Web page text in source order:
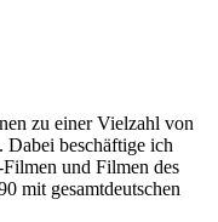
zu einer Vielzahl von
Dabei beschäftige ich
und Filmen des
mit gesamtdeutschen